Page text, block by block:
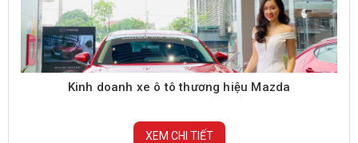
Kinh doanh xe ô tô thương hiệu Mazda
XEM CHI TIẾT